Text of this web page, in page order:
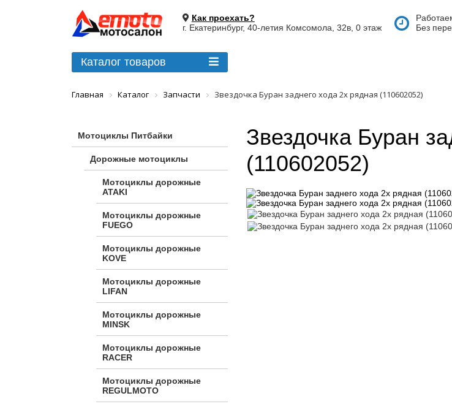
Как проехать?
г. Екатеринбург, 40-летия Комсомола, 32в, 0 этаж
Без
Каталог товаров
Главная Каталог Запчасти Звездочка Буран заднего хода 2х рядная (110602052)
Мотоциклы Питбайки
Дорожные мотоциклы
Мотоциклы дорожные
ATAKI
Мотоциклы дорожные
FUEGO
Мотоциклы дорожные
KOVE
Мотоциклы дорожные
LIFAN
Мотоциклы дорожные
MINSK
Мотоциклы дорожные
RACER
Мотоциклы дорожные
REGULMOTO
Звездочка Буран
(110602052)